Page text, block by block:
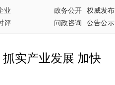
业
评
政务公开
权威发布
问政咨询
公告公示
实产业发展 加快